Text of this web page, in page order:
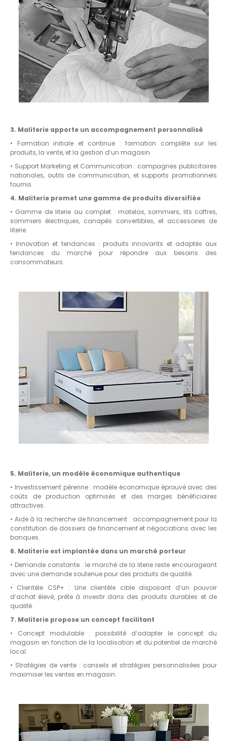
3. Maliterie apporte un accompagnement personnalisé
• Formation initiale et continue : formation complète sur les
produits, la vente, et la gestion d’un magasin.
• Support Marketing et Communication : campagnes publicitaires
nationales, outils de communication, et supports promotionnels
fournis.
4. Maliterie promet une gamme de produits diversifiée
• Gamme de literie au complet : matelas, sommiers, lits coffres,
sommiers électriques, canapés convertibles, et accessoires de
literie.
• Innovation et tendances : produits innovants et adaptés aux
tendances du marché pour répondre aux besoins des
consommateurs.
5. Maliterie, un modèle économique authentique
• Investissement pérenne : modèle économique éprouvé avec des
coûts de production optimisés et des marges bénéficiaires
attractives.
• Aide à la recherche de financement : accompagnement pour la
constitution de dossiers de financement et négociations avec les
banques.
6. Maliterie est implantée dans un marché porteur
• Demande constante : le marché de la literie reste encourageant
avec une demande soutenue pour des produits de qualité.
• Clientèle CSP+ : Une clientèle cible disposant d’un pouvoir
d’achat élevé, prête à investir dans des produits durables et de
qualité.
7. Maliterie propose un concept facilitant
• Concept modulable : possibilité d’adapter le concept du
magasin en fonction de la localisation et du potentiel de marché
local.
• Stratégies de vente : conseils et stratégies personnalisées pour
maximiser les ventes en magasin.